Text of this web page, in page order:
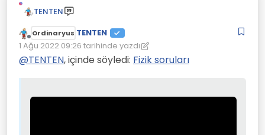
TENTEN
Çevrimdışı
Ordinaryus TENTEN
1 Ağu 2022 09:26 tarihinde yazdı
Son düzenleyen: TENTEN8 Oca 2022 09:31
@TENTEN, içinde söyledi: Fizik soruları